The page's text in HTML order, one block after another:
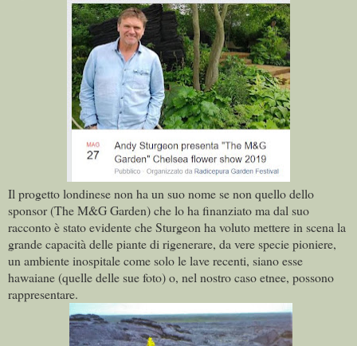
Il progetto londinese non ha un suo nome se non quello dello
sponsor (The M&G Garden) che lo ha finanziato ma dal suo
racconto è stato evidente che Sturgeon ha voluto mettere in scena la
grande capacità delle piante di rigenerare, da vere specie pioniere,
un ambiente inospitale come solo le lave recenti, siano esse
hawaiane (quelle delle sue foto) o, nel nostro caso etnee, possono
rappresentare.